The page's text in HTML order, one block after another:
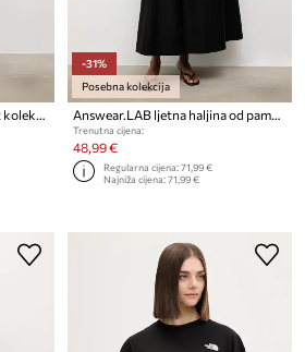
Answear.LAB ljetna haljina iz kolekcije Unscripted
-31%
Posebna kolekcija
Answear.LAB ljetna haljina od pamuka
Trenutna cijena:
48,99 €
Regularna cijena:71,99 €
Najniža cijena:71,99 €